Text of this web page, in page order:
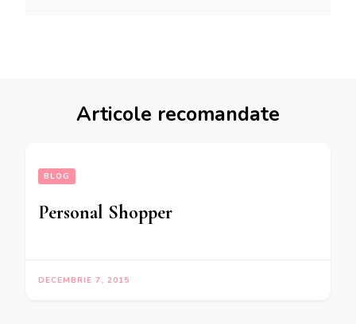
Articole recomandate
BLOG
Personal Shopper
DECEMBRIE 7, 2015